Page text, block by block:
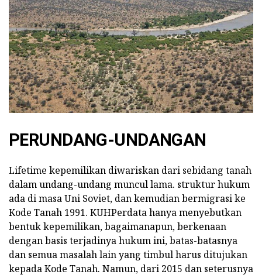
PERUNDANG-UNDANGAN
Lifetime kepemilikan diwariskan dari sebidang tanah
dalam undang-undang muncul lama. struktur hukum
ada di masa Uni Soviet, dan kemudian bermigrasi ke
Kode Tanah 1991. KUHPerdata hanya menyebutkan
bentuk kepemilikan, bagaimanapun, berkenaan
dengan basis terjadinya hukum ini, batas-batasnya
dan semua masalah lain yang timbul harus ditujukan
kepada Kode Tanah. Namun, dari 2015 dan seterusnya